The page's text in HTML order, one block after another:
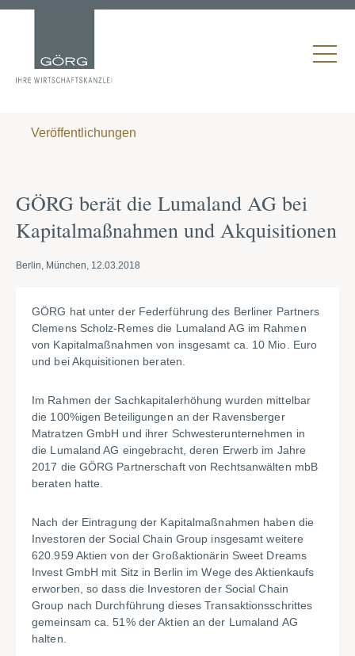
Veröffentlichungen
GÖRG berät die Lumaland AG bei
Kapitalmaßnahmen und Akquisitionen
Berlin, München, 12.03.2018
GÖRG hat unter der Federführung des Berliner Partners
Clemens Scholz-Remes die Lumaland AG im Rahmen
von Kapitalmaßnahmen von insgesamt ca. 10 Mio. Euro
und bei Akquisitionen beraten.
Im Rahmen der Sachkapitalerhöhung wurden mittelbar
die 100%igen Beteiligungen an der Ravensberger
Matratzen GmbH und ihrer Schwesterunternehmen in
die Lumaland AG eingebracht, deren Erwerb im Jahre
2017 die GÖRG Partnerschaft von Rechtsanwälten mbB
beraten hatte.
Nach der Eintragung der Kapitalmaßnahmen haben die
Investoren der Social Chain Group insgesamt weitere
620.959 Aktien von der Großaktionärin Sweet Dreams
Invest GmbH mit Sitz in Berlin im Wege des Aktienkaufs
erworben, so dass die Investoren der Social Chain
Group nach Durchführung dieses Transaktionsschrittes
gemeinsam ca. 51% der Aktien an der Lumaland AG
halten.